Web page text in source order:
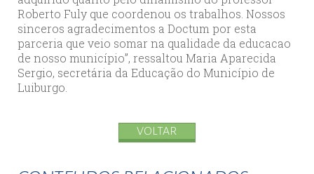
Roberto Fuly que coordenou os trabalhos. Nossos
sinceros agradecimentos a Doctum por esta
parceria que veio somar na qualidade da educacao
de nosso município”, ressaltou Maria Aparecida
Sergio, secretária da Educação do Município de
Luiburgo.
VOLTAR